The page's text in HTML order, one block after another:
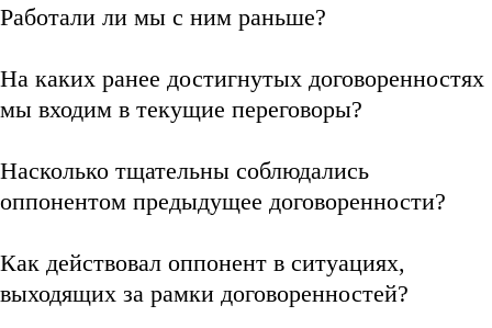
Работали ли мы с ним раньше?
На каких ранее достигнутых договоренностях
мы входим в текущие переговоры?
Насколько тщательны соблюдались
оппонентом предыдущее договоренности?
Как действовал оппонент в ситуациях,
выходящих за рамки договоренностей?